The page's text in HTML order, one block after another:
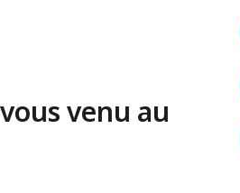
venu au